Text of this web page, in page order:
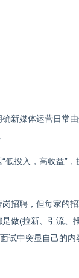
新媒体运营日常
投入，高收益”
招聘，但每家的
做(拉新、引流
试中突显自己的